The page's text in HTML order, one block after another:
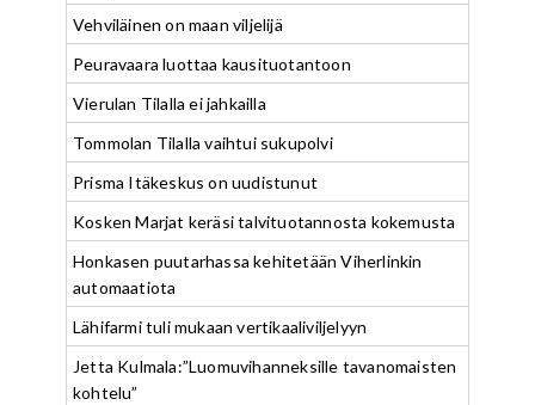
Vehviläinen on maan viljelijä
Peuravaara luottaa kausituotantoon
Vierulan Tilalla ei jahkailla
Tommolan Tilalla vaihtui sukupolvi
Prisma Itäkeskus on uudistunut
Kosken Marjat keräsi talvituotannosta kokemusta
Honkasen puutarhassa kehitetään Viherlinkin
automaatiota
Lähifarmi tuli mukaan vertikaaliviljelyyn
Jetta Kulmala:”Luomuvihanneksille tavanomaisten
kohtelu”